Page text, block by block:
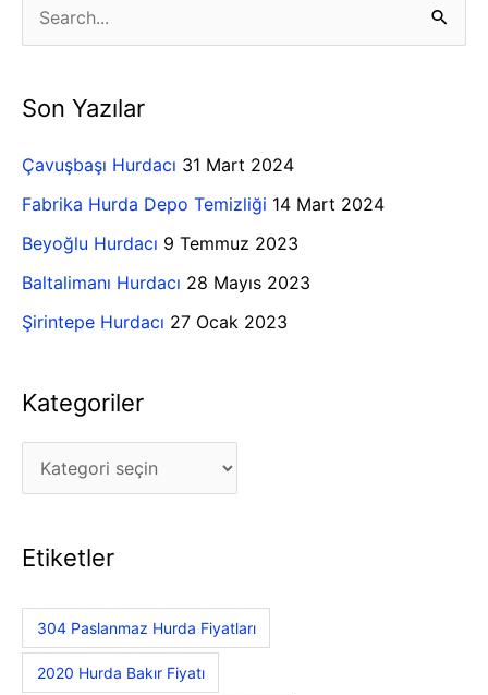
c
h
f
Son Yazılar
Çavuşbaşı Hurdacı 31 Mart 2024
Fabrika Hurda Depo Temizliği 14 Mart 2024
Beyoğlu Hurdacı 9 Temmuz 2023
Baltalimanı Hurdacı 28 Mayıs 2023
Şirintepe Hurdacı 27 Ocak 2023
Kategoriler
a
e
o
r
i
l
e
Etiketler
304 Paslanmaz Hurda Fiyatları
2020 Hurda Bakır Fiyatı